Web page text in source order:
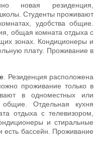
новая резиденция,
Студенты проживают
удобства общие.
общая комната отдыха с
зонах. Кондиционеры и
плату. Проживание в
. Резиденция расположена
проживание только в
в одноместных или
общие. Отдельная кухня
отдыха с телевизором,
и стиральные
бассейн. Проживание